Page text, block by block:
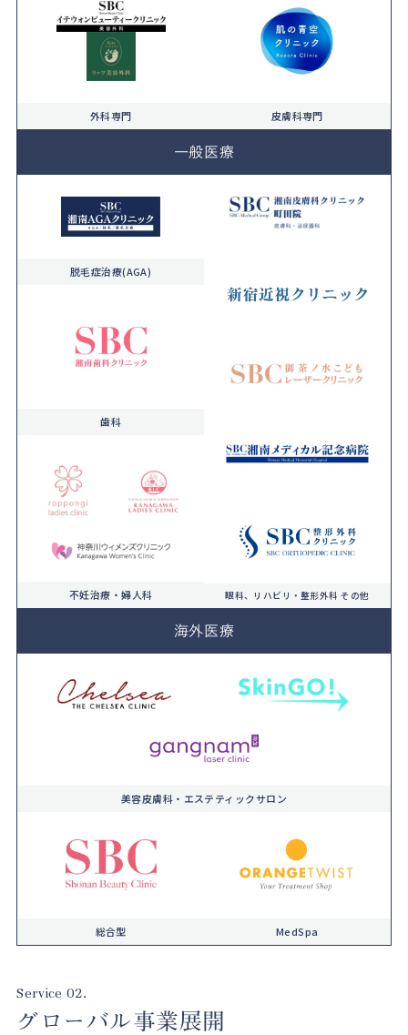
外科専門 皮膚科専門
一般医療
脱毛症治療(AGA)
歯科
不妊治療・婦人科 眼科、リハビリ・整形外科 その他
海外医療
美容皮膚科・エステティックサロン
総合型 MedSpa
Service 02.
グローバル事業展開